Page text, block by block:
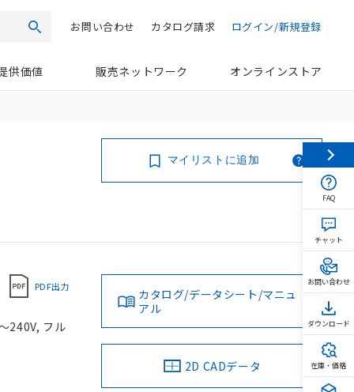
検索 ログイン/新規登録
カタログ請求
お問い合わせ
供価値 販売ネットワーク オンラインストア
マイリストに追加
PDF出力
240V, フル
カタログ/データシート/マニュ
アル
2D CADデータ
FAQ
チャット
お問い合わせ
ダウンロード
在庫・価格